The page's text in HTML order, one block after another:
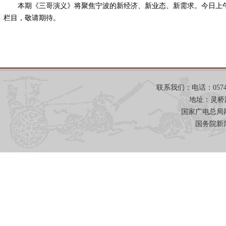
本期《三哥演义》将聚焦宁波的新经济、新业态、新需求。今日上
栏目，敬请期待。
联系我们：电话：
地址：灵桥
国家广电总局
国务院新